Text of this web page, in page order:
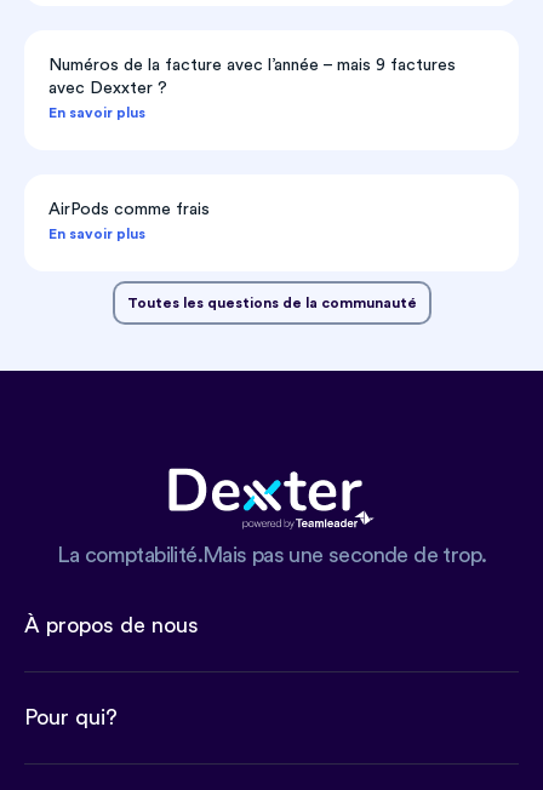
Numéros de la facture avec l’année – mais 9 factures
avec Dexxter ?
En savoir plus
AirPods comme frais
En savoir plus
Toutes les questions de la communauté
La comptabilité.Mais pas une seconde de trop.
À propos de nous
Pour qui?